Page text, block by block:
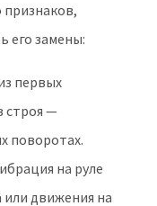
признаков,
его замены:
первых
строя —
поворотах.
на руле
или движения на